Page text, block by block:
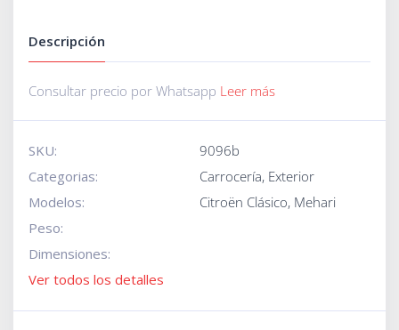
Descripción
Consultar precio por Whatsapp Leer más
SKU:
9096b
Categorias:
Carrocería, Exterior
Modelos:
Citroën Clásico, Mehari
Peso:
Dimensiones:
Ver todos los detalles